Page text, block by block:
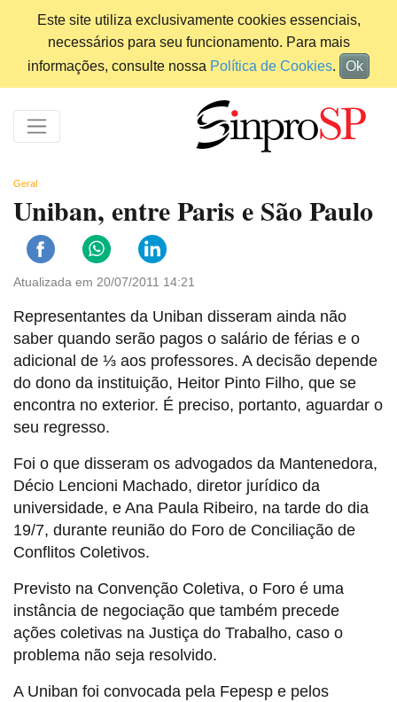
Este site utiliza exclusivamente cookies essenciais,
necessários para seu funcionamento. Para mais
informações, consulte nossa Política de Cookies. Ok
Geral
Uniban, entre Paris e São Paulo
Atualizada em 20/07/2011 14:21
Representantes da Uniban disseram ainda não
saber quando serão pagos o salário de férias e o
adicional de ⅓ aos professores. A decisão depende
do dono da instituição, Heitor Pinto Filho, que se
encontra no exterior. É preciso, portanto, aguardar o
seu regresso.
Foi o que disseram os advogados da Mantenedora,
Décio Lencioni Machado, diretor jurídico da
universidade, e Ana Paula Ribeiro, na tarde do dia
19/7, durante reunião do Foro de Conciliação de
Conflitos Coletivos.
Previsto na Convenção Coletiva, o Foro é uma
instância de negociação que também precede
ações coletivas na Justiça do Trabalho, caso o
problema não seja resolvido.
A Uniban foi convocada pela Fepesp e pelos